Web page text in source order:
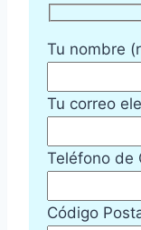
Tu nombre
Tu correo
Teléfono de
Código